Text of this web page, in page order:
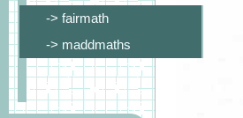
-> fairmath
-> maddmaths